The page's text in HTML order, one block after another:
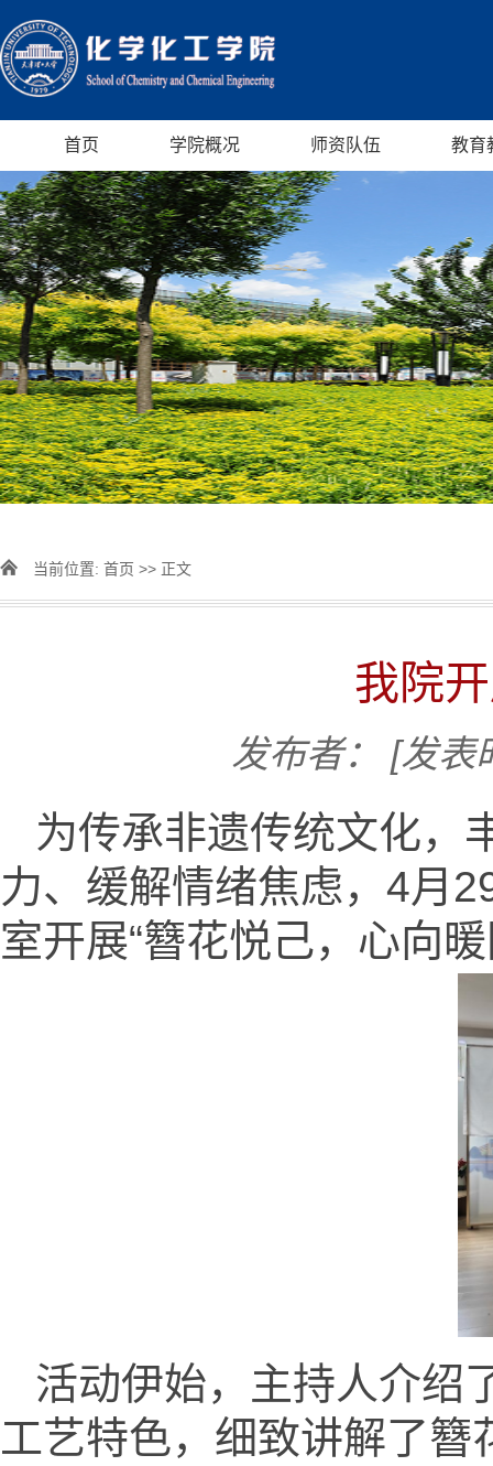
首页 学院概况 师资队伍 教育
当前位置: 首页 >> 正文
我院
发布者： [发表
为传承非遗传统文化，
力、缓解情绪焦虑，4月
室开展“簪花悦己，心向
活动伊始，主持人介绍
工艺特色，细致讲解了